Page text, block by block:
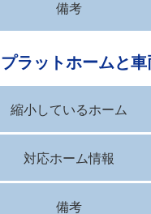
備考
プラットホームと
縮小しているホーム
対応ホーム情報
備考